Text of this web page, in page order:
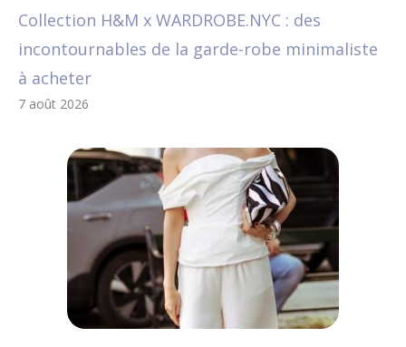
Collection H&M x WARDROBE.NYC : des
incontournables de la garde-robe minimaliste
à acheter
7 août 2026